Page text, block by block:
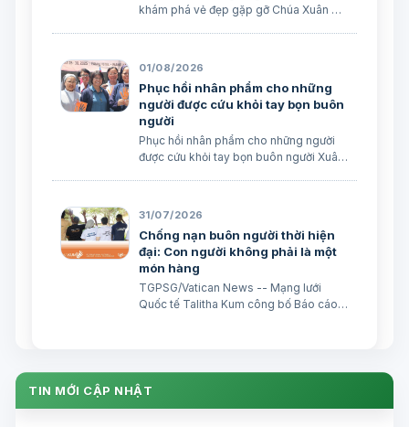
khám phá vẻ đẹp gặp gỡ Chúa Xuân Đại
do Đức Hồng y Quốc vụ khanh Tòa
Thánh …
01/08/2026
Phục hồi nhân phẩm cho những
người được cứu khỏi tay bọn buôn
người
Phục hồi nhân phẩm cho những người
được cứu khỏi tay bọn buôn người Xuân
31/07/2026
Chống nạn buôn người thời hiện
đại: Con người không phải là một
món hàng
TGPSG/Vatican News -- Mạng lưới
Quốc tế Talitha Kum công bố Báo cáo
lột trực tuyến và các trò lừa đảo trực
tuyến đã trở thành nhữ…
TIN MỚI CẬP NHẬT